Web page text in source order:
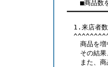
■商品数を増
1.来店者数（
商品を増や
その結果、
また、商品